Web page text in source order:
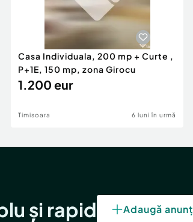
Casa Individuala, 200 mp + Curte ,
P+1E, 150 mp, zona Girocu
1.200 eur
Timisoara 6 luni în urmă
și rapid Adaugă anunț